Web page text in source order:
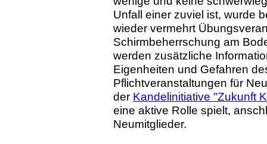
Unfall einer zuviel ist, wurde
wieder vermehrt
Schirmbeherrschung am
werden zusätzliche
Eigenheiten und Gefahren
Pflichtveranstaltungen für
der Kandelinitiative "Zukunft
eine aktive Rolle spielt,
Neumitglieder.